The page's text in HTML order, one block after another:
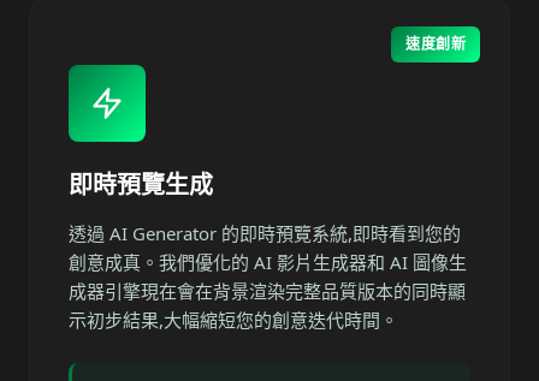
速度創新
即時預覽生成
透過 AI Generator 的即時預覽系統,即時看到您的
創意成真。我們優化的 AI 影片生成器和 AI 圖像生
成器引擎現在會在背景渲染完整品質版本的同時顯
示初步結果,大幅縮短您的創意迭代時間。